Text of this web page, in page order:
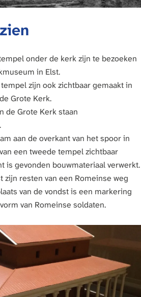
onder de kerk zijn te bezoeken
in Elst.
zijn ook zichtbaar gemaakt in
Grote Kerk.
de Grote Kerk staan
aan de overkant van het spoor in
een tweede tempel zichtbaar
is gevonden bouwmateriaal verwerkt.
zijn resten van een Romeinse weg
van de vondst is een markering
van Romeinse soldaten.